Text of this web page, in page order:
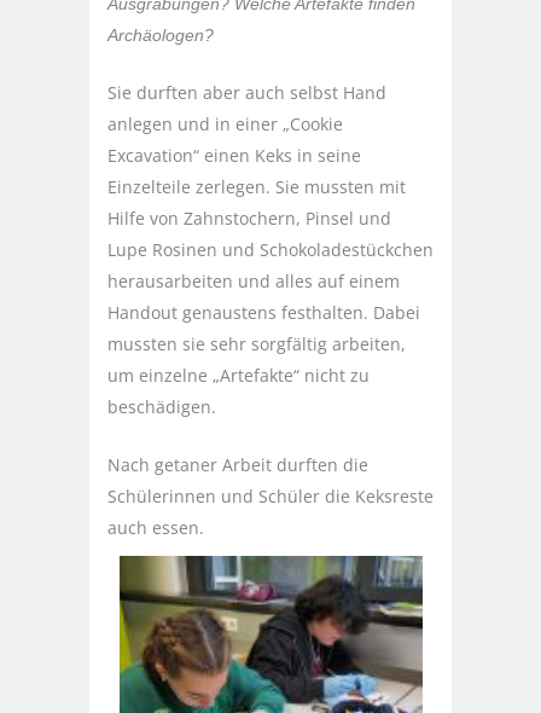
Archäologen?
Sie durften aber auch selbst Hand
anlegen und in einer „Cookie
Excavation“ einen Keks in seine
Einzelteile zerlegen. Sie mussten mit
Hilfe von Zahnstochern, Pinsel und
Lupe Rosinen und Schokoladestückchen
herausarbeiten und alles auf einem
Handout genaustens festhalten. Dabei
mussten sie sehr sorgfältig arbeiten,
um einzelne „Artefakte“ nicht zu
beschädigen.
Nach getaner Arbeit durften die
Schülerinnen und Schüler die Keksreste
auch essen.